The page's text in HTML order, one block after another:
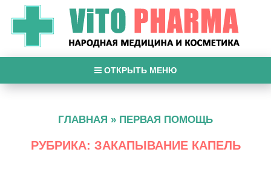
ОТКРЫТЬ МЕНЮ
ГЛАВНАЯ » ПЕРВАЯ ПОМОЩЬ
РУБРИКА: ЗАКАПЫВАНИЕ КАПЕЛЬ